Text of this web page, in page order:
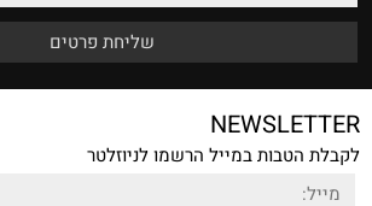
NEWSLETTER
לקבלת הטבות במייל הרשמו לניוזלטר